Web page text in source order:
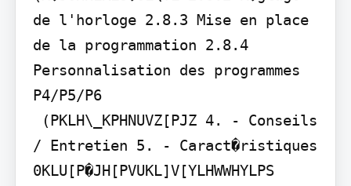
de l'horloge 2.8.3 Mise en place
de la programmation 2.8.4
Personnalisation des programmes
P4/P5/P6
/ Entretien 5. - Caract�ristiques
0KLU[P�JH[PVUKL]V[YLHWWHYLPS